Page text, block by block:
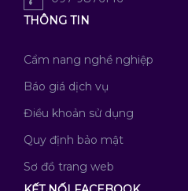
THÔNG TIN
Cẩm nang nghề nghiệp
Báo giá dịch vụ
Điều khoản sử dụng
Quy định bảo mật
Sơ đồ trang web